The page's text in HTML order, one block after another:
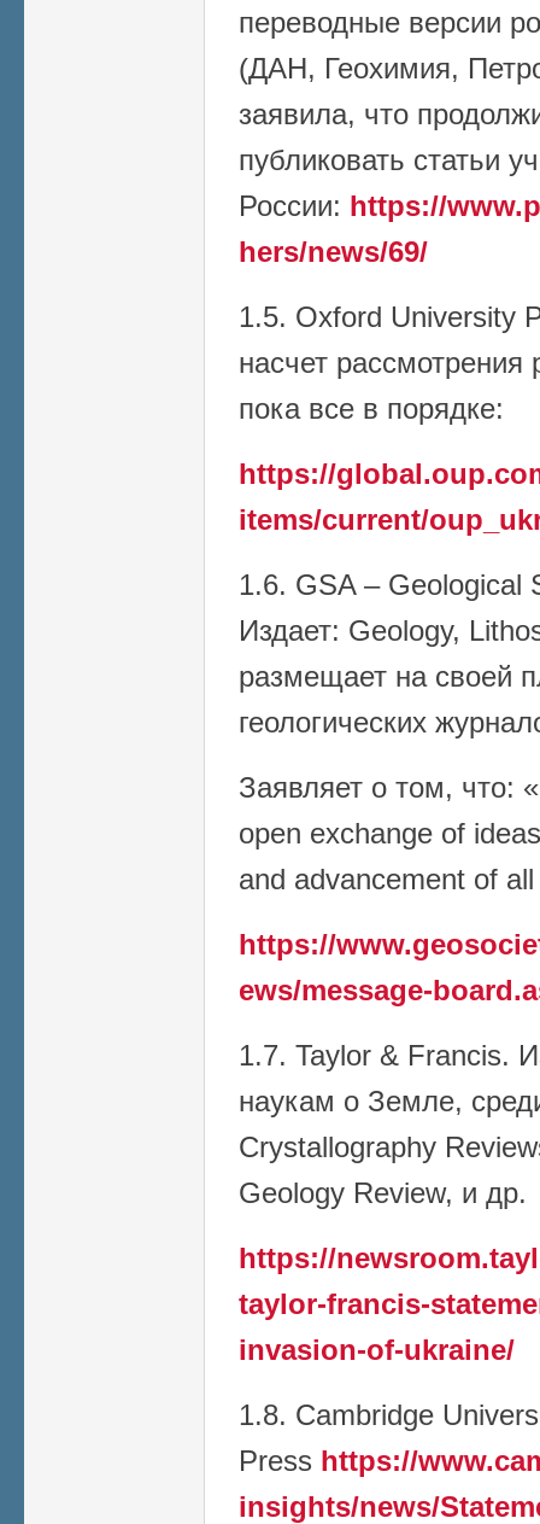
переводные версии
(ДАН, Геохимия,
заявила, что
публиковать статьи
России: https://
hers/news/69/
1.5. Oxford University
насчет рассмотрения
пока все в порядке:
https://
items/current/
1.6. GSA – Geological
Издает: Geology,
размещает на своей
геологических
Заявляет о том, что:
open exchange of
and advancement of
https://
ews/message-
1.7. Taylor & Francis.
наукам о Земле,
Crystallography
Geology Review, и др.
https://
taylor-francis-
invasion-of-ukraine/
1.8. Cambridge
Press https://
insights/news/